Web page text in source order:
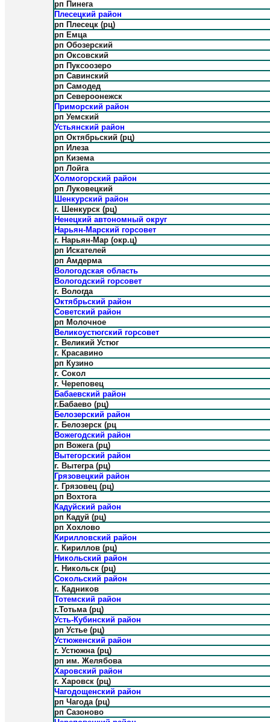
рп Пинега
Плесецкий район
рп Плесецк (рц)
рп Емца
рп Обозерский
рп Оксовский
рп Пуксоозеро
рп Савинский
рп Самодед
рп Североонежск
Приморский район
рп Уемский
Устьянский район
рп Октябрьский (рц)
рп Илеза
рп Кизема
рп Лойга
Холмогорский район
рп Луковецкий
Шенкурский район
г. Шенкурск (рц)
Ненецкий автономный округ
Нарьян-Марский горсовет
г. Нарьян-Мар (окр.ц)
рп Искателей
рп Амдерма
Вологодская область
Вологодский горсовет
г. Вологда
Октябрьский район
Советский район
рп Молочное
Великоустюгский горсовет
г. Великий Устюг
г. Красавино
рп Кузино
г. Сокол
г. Череповец
Бабаевский район
г.Бабаево (рц)
Белозерский район
г. Белозерск (рц
Вожегодский район
рп Вожега (рц)
Вытегорский район
г. Вытегра (рц)
Грязовецкий район
г. Грязовец (рц)
рп Вохтога
Кадуйский район
рп Кадуй (рц)
рп Хохлово
Кирилловский район
г. Кириллов (рц)
Никольский район
г. Никольск (рц)
Сокольский район
г. Кадников
Тотемский район
г.Тотьма (рц)
Усть-Кубинский район
рп Устье (рц)
Устюженский район
г. Устюжна (рц)
рп им. Желябова
Харовский район
г. Харовск (рц)
Чагодощенский район
рп Чагода (рц)
рп Сазоново